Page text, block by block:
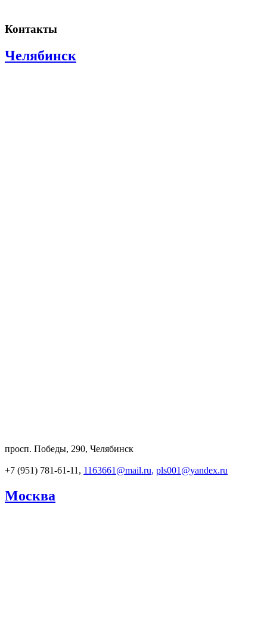
Контакты
Челябинск
просп. Победы, 290, Челябинск
+7 (951) 781-61-11, 1163661@mail.ru, pls001@yandex.ru
Москва